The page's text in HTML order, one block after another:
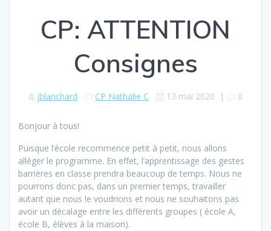
CP: ATTENTION
Consignes
jblanchard CP Nathalie C 13 mai 2020 | 0
Bonjour à tous!
Puisque l’école recommence petit à petit, nous allons
alléger le programme. En effet, l’apprentissage des gestes
barrières en classe prendra beaucoup de temps. Nous ne
pourrons donc pas, dans un premier temps, travailler
autant que nous le voudrions et nous ne souhaitons pas
avoir un décalage entre les différents groupes ( école A,
école B, élèves à la maison).